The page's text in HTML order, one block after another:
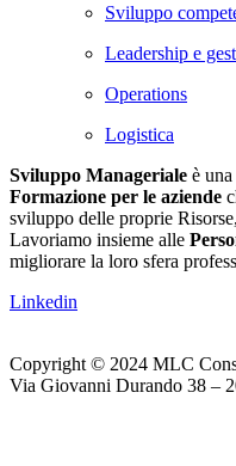
Sviluppo
Leadership e
Operations
Logistica
Sviluppo Manageriale è una
Formazione per le aziende
sviluppo delle proprie
Lavoriamo insieme alle
migliorare la loro sfera
Linkedin
Copyright © 2024 MLC
Via Giovanni Durando 38 –